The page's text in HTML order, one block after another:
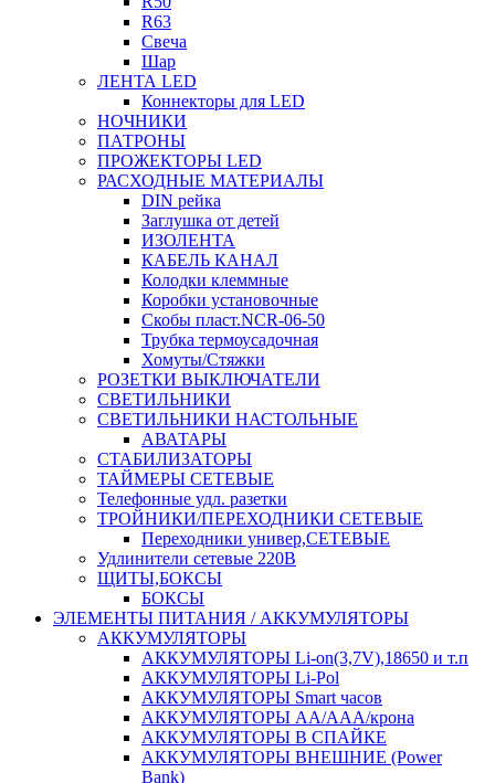
R63
Свеча
Шар
ЛЕНТА LED
Коннекторы для LED
НОЧНИКИ
ПАТРОНЫ
ПРОЖЕКТОРЫ LED
РАСХОДНЫЕ МАТЕРИАЛЫ
DIN рейка
Заглушка от детей
ИЗОЛЕНТА
КАБЕЛЬ КАНАЛ
Колодки клеммные
Коробки установочные
Скобы пласт.NCR-06-50
Трубка термоусадочная
Хомуты/Стяжки
РОЗЕТКИ ВЫКЛЮЧАТЕЛИ
СВЕТИЛЬНИКИ
СВЕТИЛЬНИКИ НАСТОЛЬНЫЕ
АВАТАРЫ
СТАБИЛИЗАТОРЫ
ТАЙМЕРЫ СЕТЕВЫЕ
Телефонные удл. разетки
ТРОЙНИКИ/ПЕРЕХОДНИКИ СЕТЕВЫЕ
Переходники универ,СЕТЕВЫЕ
Удлинители сетевые 220В
ЩИТЫ,БОКСЫ
БОКСЫ
ЭЛЕМЕНТЫ ПИТАНИЯ / АККУМУЛЯТОРЫ
АККУМУЛЯТОРЫ
АККУМУЛЯТОРЫ Li-on(3,7V),18650 и т.п
АККУМУЛЯТОРЫ Li-Pol
АККУМУЛЯТОРЫ Smart часов
АККУМУЛЯТОРЫ АА/ААА/крона
АККУМУЛЯТОРЫ В СПАЙКЕ
АККУМУЛЯТОРЫ ВНЕШНИЕ (Power
Bank)